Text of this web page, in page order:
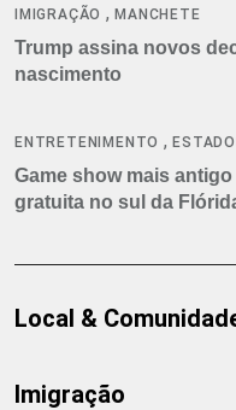
IMIGRAÇÃO ,MANCHETE
Trump assina novos
nascimento
ENTRETENIMENTO ,
Game show mais
gratuita no sul da
Local &
Imigração